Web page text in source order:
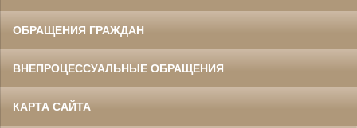
ОБРАЩЕНИЯ ГРАЖДАН
ВНЕПРОЦЕССУАЛЬНЫЕ ОБРАЩЕНИЯ
КАРТА САЙТА